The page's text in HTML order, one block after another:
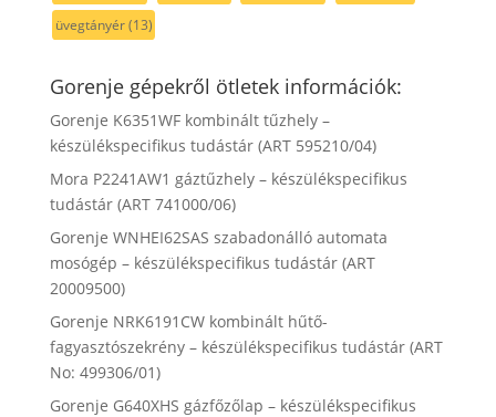
üvegtányér(13)
Gorenje gépekről ötletek információk:
Gorenje K6351WF kombinált tűzhely –
készülékspecifikus tudástár (ART 595210/04)
Mora P2241AW1 gáztűzhely – készülékspecifikus
tudástár (ART 741000/06)
Gorenje WNHEI62SAS szabadonálló automata
mosógép – készülékspecifikus tudástár (ART
20009500)
Gorenje NRK6191CW kombinált hűtő-
fagyasztószekrény – készülékspecifikus tudástár (ART
No: 499306/01)
Gorenje G640XHS gázfőzőlap – készülékspecifikus